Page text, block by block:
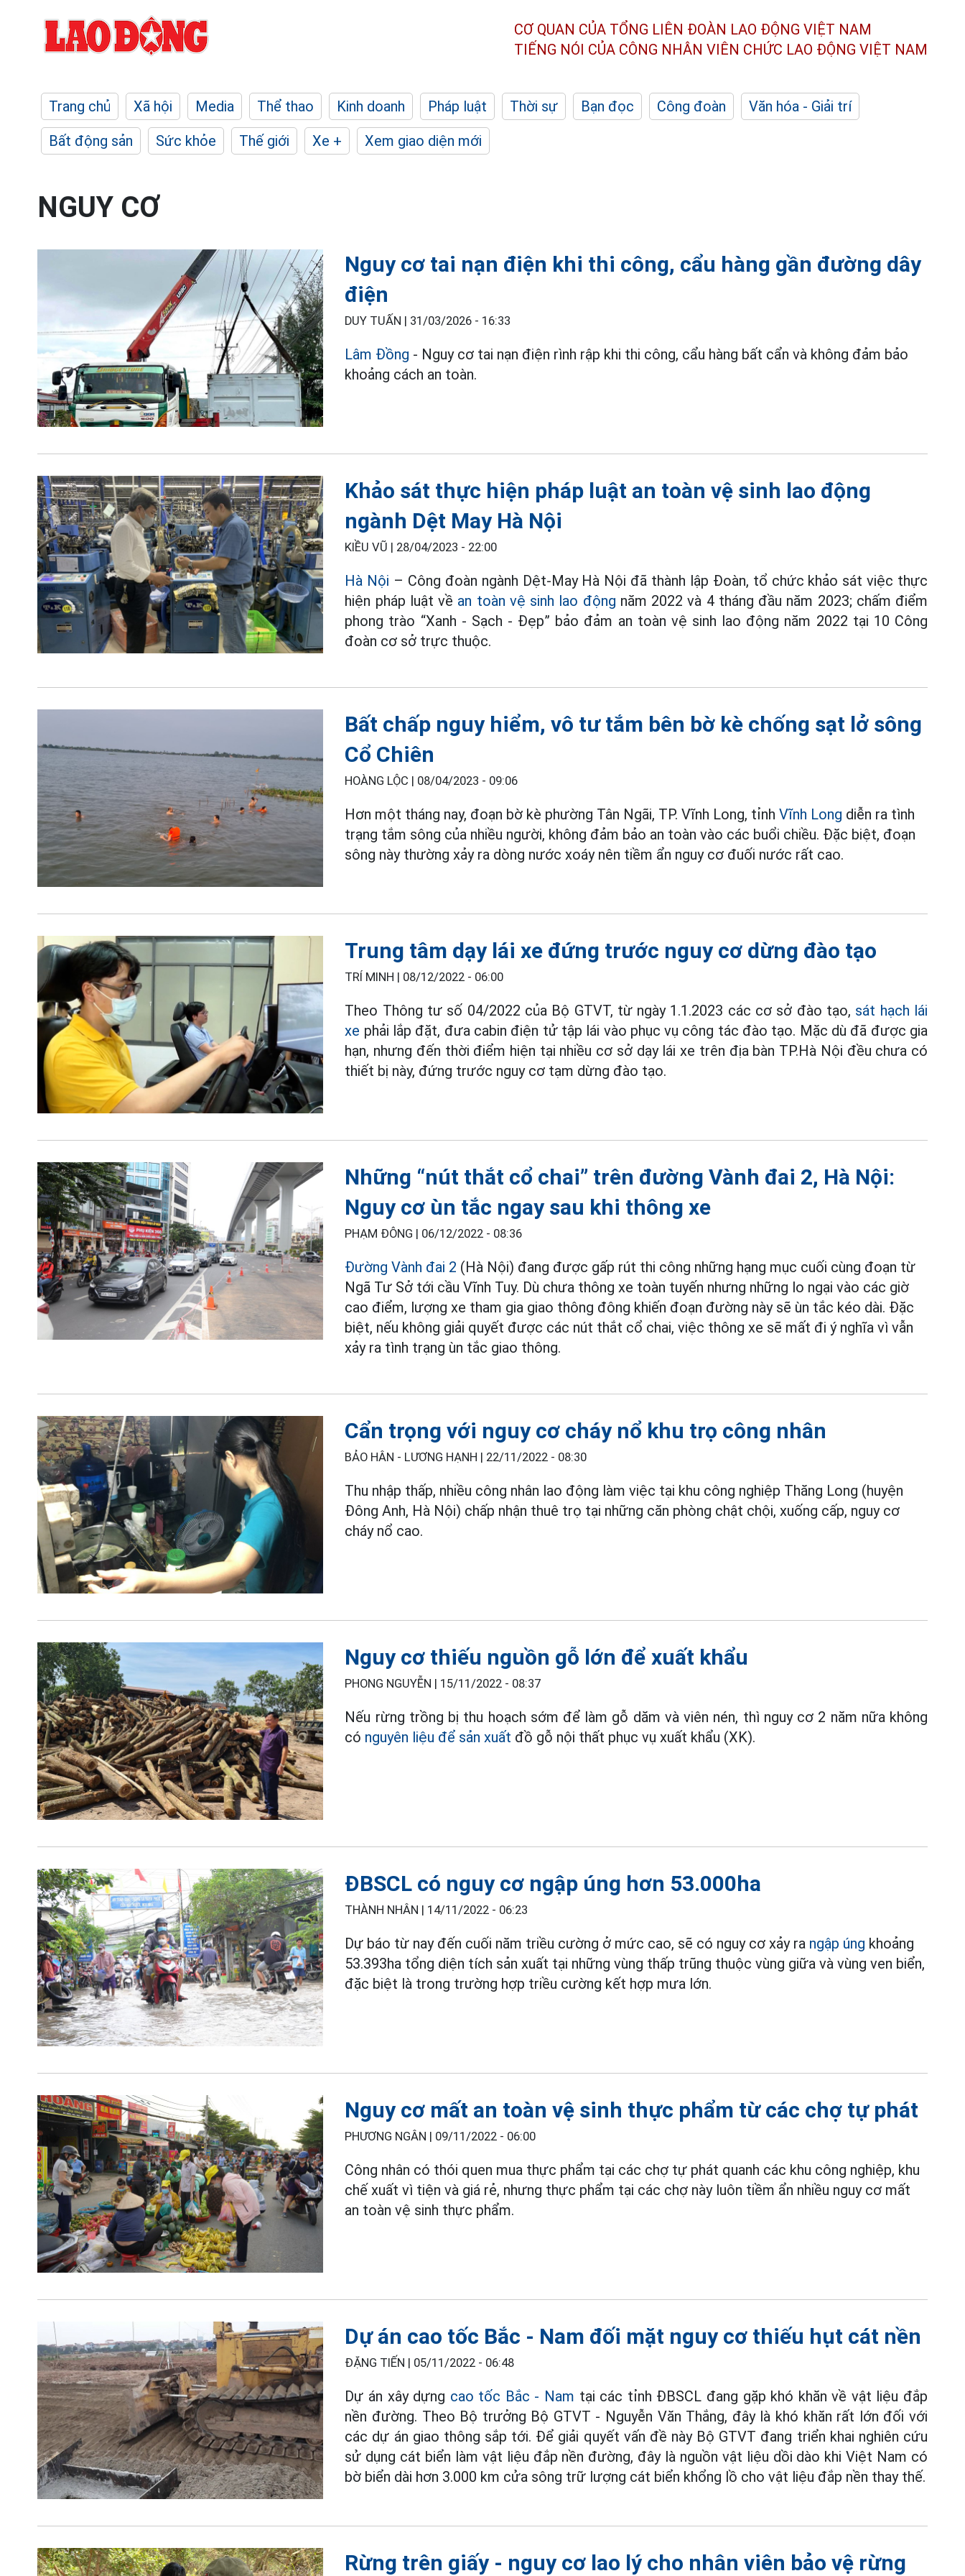
CƠ QUAN CỦA TỔNG LIÊN ĐOÀN LAO ĐỘNG VIỆT NAM
TIẾNG NÓI CỦA CÔNG NHÂN VIÊN CHỨC LAO ĐỘNG VIỆT NAM
Trang chủ Xã hội Media Thể thao Kinh doanh Pháp luật Thời sự Bạn đọc Công đoàn
Văn hóa - Giải trí
Bất động sản
Sức khỏe Thế giới Xe + Xem giao diện mới
NGUY CƠ
Nguy cơ tai nạn điện khi thi công, cẩu hàng gần đường dây
điện
DUY TUẤN | 31/03/2026 - 16:33
Lâm Đồng - Nguy cơ tai nạn điện rình rập khi thi công, cẩu hàng bất cẩn và không đảm bảo
khoảng cách an toàn.
Khảo sát thực hiện pháp luật an toàn vệ sinh lao động
ngành Dệt May Hà Nội
KIỀU VŨ | 28/04/2023 - 22:00
Hà Nội – Công đoàn ngành Dệt-May Hà Nội đã thành lập Đoàn, tổ chức khảo sát việc thực
hiện pháp luật về an toàn vệ sinh lao động năm 2022 và 4 tháng đầu năm 2023; chấm điểm
phong trào “Xanh - Sạch - Đẹp” bảo đảm an toàn vệ sinh lao động năm 2022 tại 10 Công
đoàn cơ sở trực thuộc.
Bất chấp nguy hiểm, vô tư tắm bên bờ kè chống sạt lở sông
Cổ Chiên
HOÀNG LỘC | 08/04/2023 - 09:06
Hơn một tháng nay, đoạn bờ kè phường Tân Ngãi, TP. Vĩnh Long, tỉnhVĩnh Long diễn ra tình
trạng tắm sông của nhiều người, không đảm bảo an toàn vào các buổi chiều. Đặc biệt, đoạn
sông này thường xảy ra dòng nước xoáy nên tiềm ẩn nguy cơ đuối nước rất cao.
Trung tâm dạy lái xe đứng trước nguy cơ dừng đào tạo
TRÍ MINH | 08/12/2022 - 06:00
Theo Thông tư số 04/2022 của Bộ GTVT, từ ngày 1.1.2023 các cơ sở đào tạo, sát hạch lái
xe phải lắp đặt, đưa cabin điện tử tập lái vào phục vụ công tác đào tạo. Mặc dù đã được gia
hạn, nhưng đến thời điểm hiện tại nhiều cơ sở dạy lái xe trên địa bàn TP.Hà Nội đều chưa có
thiết bị này, đứng trước nguy cơ tạm dừng đào tạo.
Những “nút thắt cổ chai” trên đường Vành đai 2, Hà Nội:
Nguy cơ ùn tắc ngay sau khi thông xe
PHẠM ĐÔNG | 06/12/2022 - 08:36
Đường Vành đai 2 (Hà Nội) đang được gấp rút thi công những hạng mục cuối cùng đoạn từ
Ngã Tư Sở tới cầu Vĩnh Tuy. Dù chưa thông xe toàn tuyến nhưng những lo ngại vào các giờ
cao điểm, lượng xe tham gia giao thông đông khiến đoạn đường này sẽ ùn tắc kéo dài. Đặc
biệt, nếu không giải quyết được các nút thắt cổ chai, việc thông xe sẽ mất đi ý nghĩa vì vẫn
xảy ra tình trạng ùn tắc giao thông.
Cẩn trọng với nguy cơ cháy nổ khu trọ công nhân
BẢO HÂN - LƯƠNG HẠNH | 22/11/2022 - 08:30
Thu nhập thấp, nhiều công nhân lao động làm việc tại khu công nghiệp Thăng Long (huyện
Đông Anh, Hà Nội) chấp nhận thuê trọ tại những căn phòng chật chội, xuống cấp, nguy cơ
cháy nổ cao.
Nguy cơ thiếu nguồn gỗ lớn để xuất khẩu
PHONG NGUYỄN | 15/11/2022 - 08:37
Nếu rừng trồng bị thu hoạch sớm để làm gỗ dăm và viên nén, thì nguy cơ 2 năm nữa không
có nguyên liệu để sản xuất đồ gỗ nội thất phục vụ xuất khẩu (XK).
ĐBSCL có nguy cơ ngập úng hơn 53.000ha
THÀNH NHÂN | 14/11/2022 - 06:23
Dự báo từ nay đến cuối năm triều cường ở mức cao, sẽ có nguy cơ xảy ra ngập úng khoảng
53.393ha tổng diện tích sản xuất tại những vùng thấp trũng thuộc vùng giữa và vùng ven biển,
đặc biệt là trong trường hợp triều cường kết hợp mưa lớn.
Nguy cơ mất an toàn vệ sinh thực phẩm từ các chợ tự phát
PHƯƠNG NGÂN | 09/11/2022 - 06:00
Công nhân có thói quen mua thực phẩm tại các chợ tự phát quanh các khu công nghiệp, khu
chế xuất vì tiện và giá rẻ, nhưng thực phẩm tại các chợ này luôn tiềm ẩn nhiều nguy cơ mất
an toàn vệ sinh thực phẩm.
Dự án cao tốc Bắc - Nam đối mặt nguy cơ thiếu hụt cát nền
ĐẶNG TIẾN | 05/11/2022 - 06:48
Dự án xây dựng cao tốc Bắc - Nam tại các tỉnh ĐBSCL đang gặp khó khăn về vật liệu đắp
nền đường. Theo Bộ trưởng Bộ GTVT - Nguyễn Văn Thắng, đây là khó khăn rất lớn đối với
các dự án giao thông sắp tới. Để giải quyết vấn đề này Bộ GTVT đang triển khai nghiên cứu
sử dụng cát biển làm vật liệu đắp nền đường, đây là nguồn vật liệu dồi dào khi Việt Nam có
bờ biển dài hơn 3.000 km cửa sông trữ lượng cát biển khổng lồ cho vật liệu đắp nền thay thế.
Rừng trên giấy - nguy cơ lao lý cho nhân viên bảo vệ rừng